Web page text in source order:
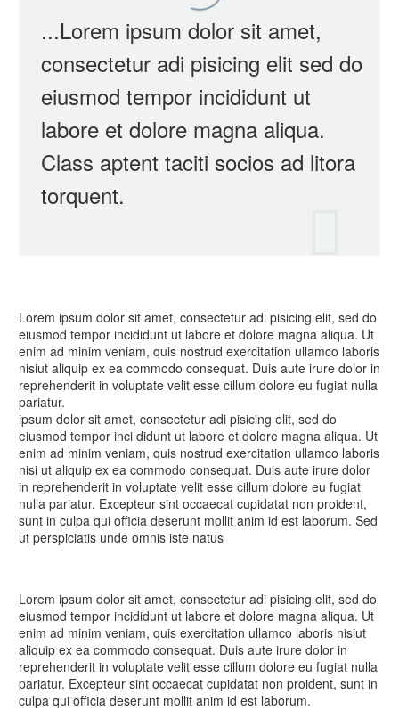
...Lorem ipsum dolor sit amet,
consectetur adi pisicing elit sed do
eiusmod tempor incididunt ut
labore et dolore magna aliqua.
Class aptent taciti socios ad litora
torquent.
Lorem ipsum dolor sit amet, consectetur adi pisicing elit, sed do
eiusmod tempor incididunt ut labore et dolore magna aliqua. Ut
enim ad minim veniam, quis nostrud exercitation ullamco laboris
nisiut aliquip ex ea commodo consequat. Duis aute irure dolor in
reprehenderit in voluptate velit esse cillum dolore eu fugiat nulla
pariatur.
ipsum dolor sit amet, consectetur adi pisicing elit, sed do
eiusmod tempor inci didunt ut labore et dolore magna aliqua. Ut
enim ad minim veniam, quis nostrud exercitation ullamco laboris
nisi ut aliquip ex ea commodo consequat. Duis aute irure dolor
in reprehenderit in voluptate velit esse cillum dolore eu fugiat
nulla pariatur. Excepteur sint occaecat cupidatat non proident,
sunt in culpa qui officia deserunt mollit anim id est laborum. Sed
ut perspiciatis unde omnis iste natus
Lorem ipsum dolor sit amet, consectetur adi pisicing elit, sed do
eiusmod tempor incididunt ut labore et dolore magna aliqua. Ut
enim ad minim veniam, quis exercitation ullamco laboris nisiut
aliquip ex ea commodo consequat. Duis aute irure dolor in
reprehenderit in voluptate velit esse cillum dolore eu fugiat nulla
pariatur. Excepteur sint occaecat cupidatat non proident, sunt in
culpa qui officia deserunt mollit anim id est laborum.